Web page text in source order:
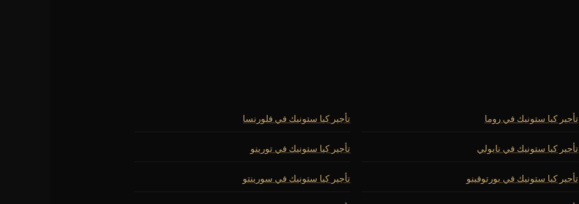
تأجير كيا ستونيك في روما تأجير كيا ستونيك في فلورنسا
تأجير كيا ستونيك في نابولي تأجير كيا ستونيك في تورينو
تأجير كيا ستونيك في بورتوفينو تأجير كيا ستونيك في سورينتو